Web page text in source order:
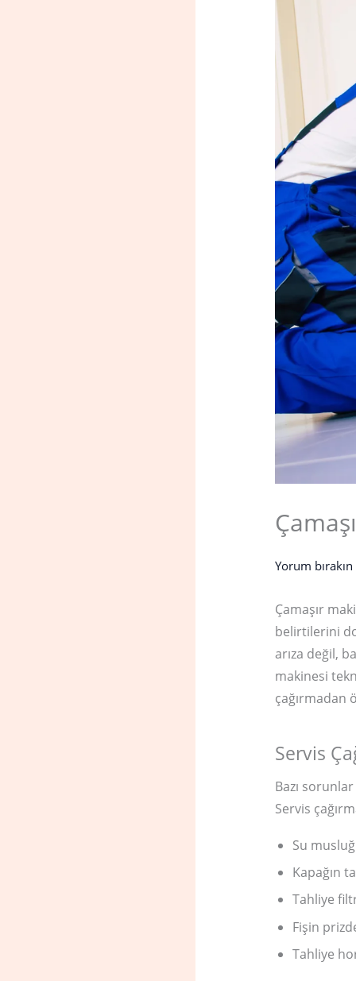
Yorum bırakın
Çamaşır
belirtilerini
arıza değil,
makinesi
çağırmadan
Servis
Bazı
Servis
Su
Kapağın
Tahliye
Fişin
Tahliye